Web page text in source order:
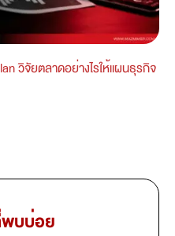
วิจัยตลาดอย่างไรให้แผนธุรกิจ
บบ่อย